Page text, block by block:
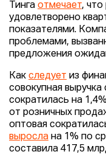
Тинга отмечает,
удовлетворено
показателями.
проблемами,
предложения
Как следует из
совокупная выручка
сократилась на
от розничных
оптовая
выросла на 1% по
составила 417,5